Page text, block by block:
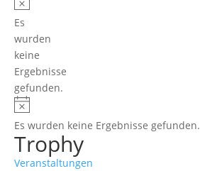
Es
wurden
keine
Ergebnisse
gefunden.
Es wurden keine Ergebnisse gefunden.
Trophy
Veranstaltungen